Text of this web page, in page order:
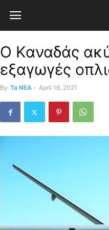
Ο Καναδάς
εξαγωγές
By Ta NEA - April 16, 2021